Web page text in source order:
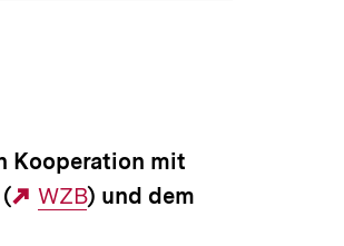
Kooperation mit
Externer
WZB) und dem